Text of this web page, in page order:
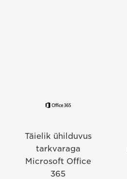
Full
integration
Office
365
Täielik ühilduvus
tarkvaraga
Microsoft Office
365